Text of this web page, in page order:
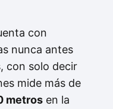
con
nunca antes
con solo decir
mide más de
metros en la